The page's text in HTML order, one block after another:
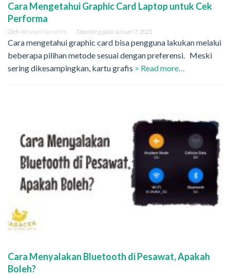
Cara Mengetahui Graphic Card Laptop untuk Cek
Performa
Oleh Akhmad Norrahim Diposting pada Januari 7, 2025
Cara mengetahui graphic card bisa pengguna lakukan melalui
beberapa pilihan metode sesuai dengan preferensi. Meski
sering dikesampingkan, kartu grafis > Read more…
Cara Menyalakan Bluetooth di Pesawat, Apakah
Boleh?